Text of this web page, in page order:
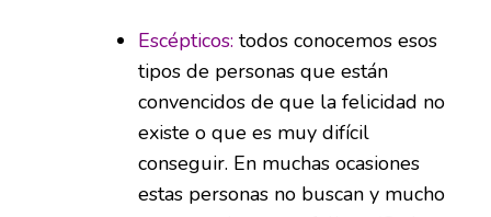
Escépticos: todos conocemos esos
tipos de personas que están
convencidos de que la felicidad no
existe o que es muy difícil
conseguir. En muchas ocasiones
estas personas no buscan y mucho